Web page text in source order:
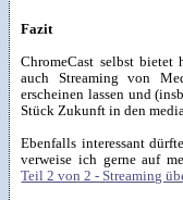
Fazit
ChromeCast selbst
auch Streaming von
erscheinen lassen und
Stück Zukunft in den
Ebenfalls interessant
verweise ich gerne auf
Teil 2 von 2 - Streaming